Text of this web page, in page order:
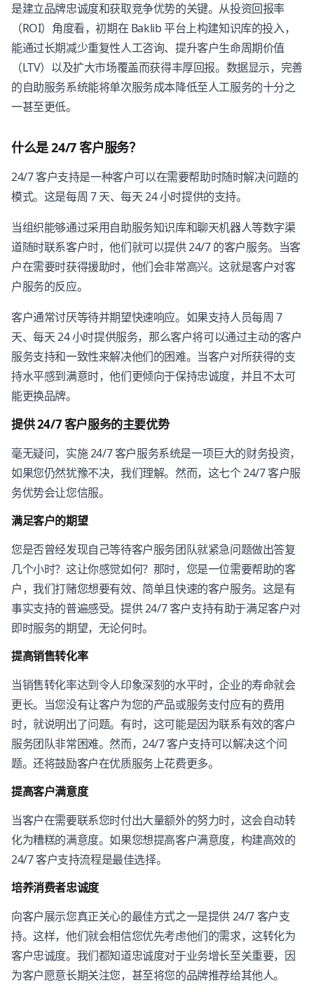
是建立品牌忠诚度和获取竞争优势的关键。从投资回报率
（ROI）角度看，初期在 Baklib 平台上构建知识库的投入，
能通过长期减少重复性人工咨询、提升客户生命周期价值
（LTV）以及扩大市场覆盖而获得丰厚回报。数据显示，完善
的自助服务系统能将单次服务成本降低至人工服务的十分之
一甚至更低。
什么是 24/7 客户服务？
24/7 客户支持是一种客户可以在需要帮助时随时解决问题的
模式。这是每周 7 天、每天 24 小时提供的支持。
当组织能够通过采用自助服务知识库和聊天机器人等数字渠
道随时联系客户时，他们就可以提供 24/7 的客户服务。当客
户在需要时获得援助时，他们会非常高兴。这就是客户对客
户服务的反应。
客户通常讨厌等待并期望快速响应。如果支持人员每周 7
天、每天 24 小时提供服务，那么客户将可以通过主动的客户
服务支持和一致性来解决他们的困难。当客户对所获得的支
持水平感到满意时，他们更倾向于保持忠诚度，并且不太可
能更换品牌。
提供 24/7 客户服务的主要优势
毫无疑问，实施 24/7 客户服务系统是一项巨大的财务投资，
如果您仍然犹豫不决，我们理解。然而，这七个 24/7 客户服
务优势会让您信服。
满足客户的期望
您是否曾经发现自己等待客户服务团队就紧急问题做出答复
几个小时？这让你感觉如何？那时，您是一位需要帮助的客
户，我们打赌您想要有效、简单且快速的客户服务。这是有
事实支持的普遍感受。提供 24/7 客户支持有助于满足客户对
即时服务的期望，无论何时。
提高销售转化率
当销售转化率达到令人印象深刻的水平时，企业的寿命就会
更长。当您没有让客户为您的产品或服务支付应有的费用
时，就说明出了问题。有时，这可能是因为联系有效的客户
服务团队非常困难。然而，24/7 客户支持可以解决这个问
题。还将鼓励客户在优质服务上花费更多。
提高客户满意度
当客户在需要联系您时付出大量额外的努力时，这会自动转
化为糟糕的满意度。如果您想提高客户满意度，构建高效的
24/7 客户支持流程是最佳选择。
培养消费者忠诚度
向客户展示您真正关心的最佳方式之一是提供 24/7 客户支
持。这样，他们就会相信您优先考虑他们的需求，这转化为
客户忠诚度。我们都知道忠诚度对于业务增长至关重要，因
为客户愿意长期关注您，甚至将您的品牌推荐给其他人。